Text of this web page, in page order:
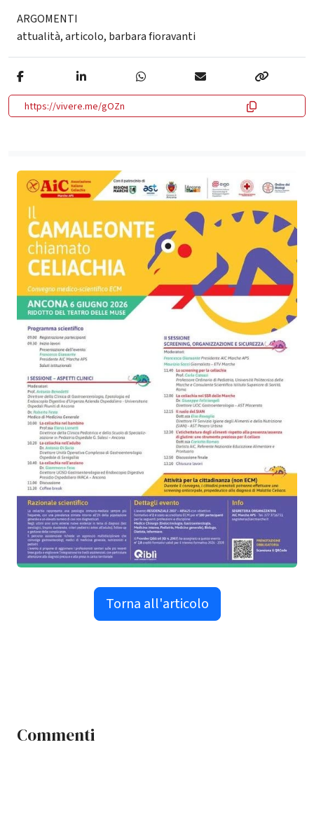
ARGOMENTI
attualità,articolo, barbara fioravanti
https://vivere.me/gOZn
Torna all'articolo
Commenti